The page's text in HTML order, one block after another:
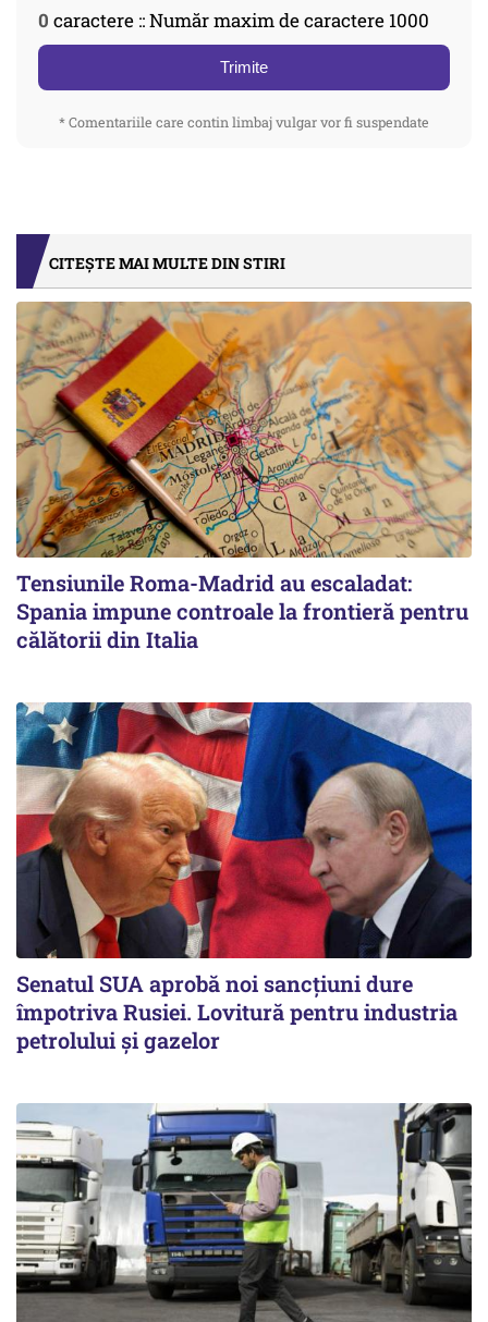
0 caractere :: Număr maxim de caractere 1000
Trimite
* Comentariile care contin limbaj vulgar vor fi suspendate
CITEȘTE MAI MULTE DIN STIRI
Tensiunile Roma-Madrid au escaladat:
Spania impune controale la frontieră pentru
călătorii din Italia
Senatul SUA aprobă noi sancțiuni dure
împotriva Rusiei. Lovitură pentru industria
petrolului și gazelor